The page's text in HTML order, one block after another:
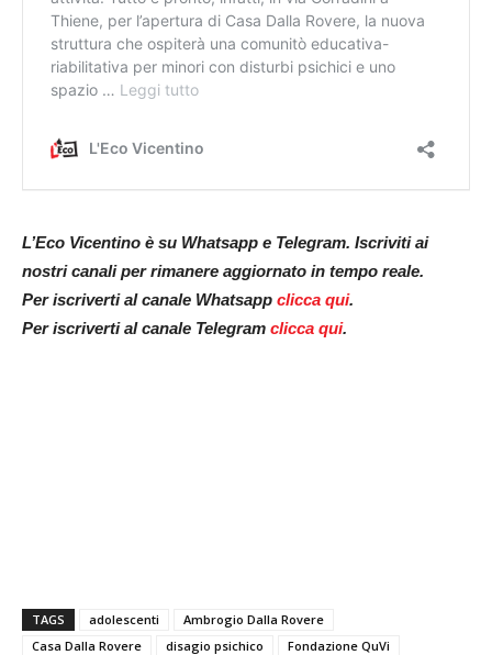
L’Eco Vicentino è su Whatsapp e Telegram. Iscriviti ai
nostri canali per rimanere aggiornato in tempo reale.
Per iscriverti al canale Whatsapp clicca qui.
Per iscriverti al canale Telegram clicca qui.
TAGS adolescenti
Ambrogio Dalla Rovere
Casa Dalla Rovere
disagio psichico
Fondazione QuVi